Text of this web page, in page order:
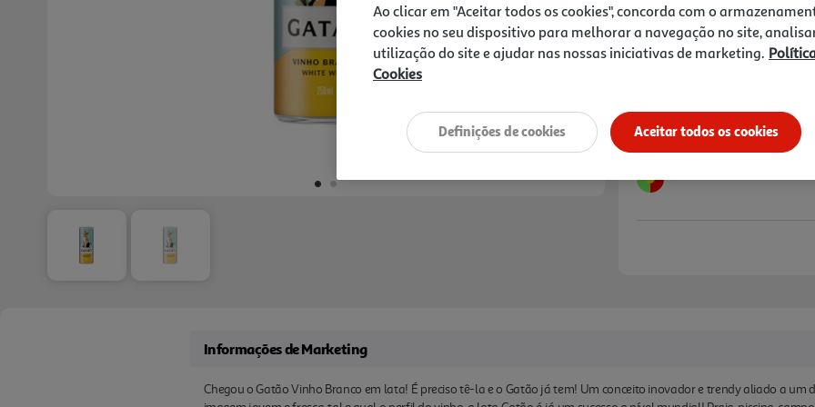
descomplicado. À sua
transporte e a maior
proporciona um consumo
amigo do ambiente,
Notas de preparação
Informações de Marketing
Chegou o Gatão Vinho Branco em lata! É preciso tê-la e o Gatão já tem! Um conceito inovador e trendy aliado a um
Ao clicar em "Aceitar todos os cookies", concorda com o
cookies no seu dispositivo para melhorar a navegação no site,
utilização do site e ajudar nas nossas iniciativas de marketing.
Cookies
Aceitar todos os cookies
Definições de cookies